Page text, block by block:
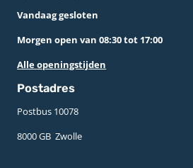
Vandaag gesloten
Morgen open van 08:30 tot 17:00
Alle openingstijden
Postadres
Postbus 10078 ­
8000 GB ­ Zwolle